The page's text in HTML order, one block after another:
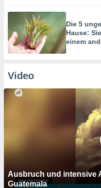
Die 5
Hause:
einem
Video
Ausbruch und intensive
Guatemala